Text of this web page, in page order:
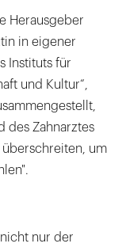
Herausgeber
in eigener
Instituts für
und Kultur“,
des Zahnarztes
um
nur der